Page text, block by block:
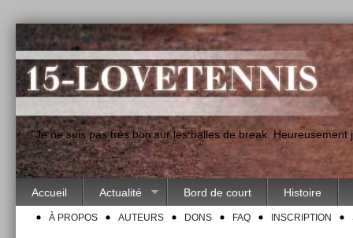
"Je ne suis pas très bon sur les balles de break.
Accueil Actualité Bord de court Histoire
À PROPOS AUTEURS DONS FAQ INSCRIPTION